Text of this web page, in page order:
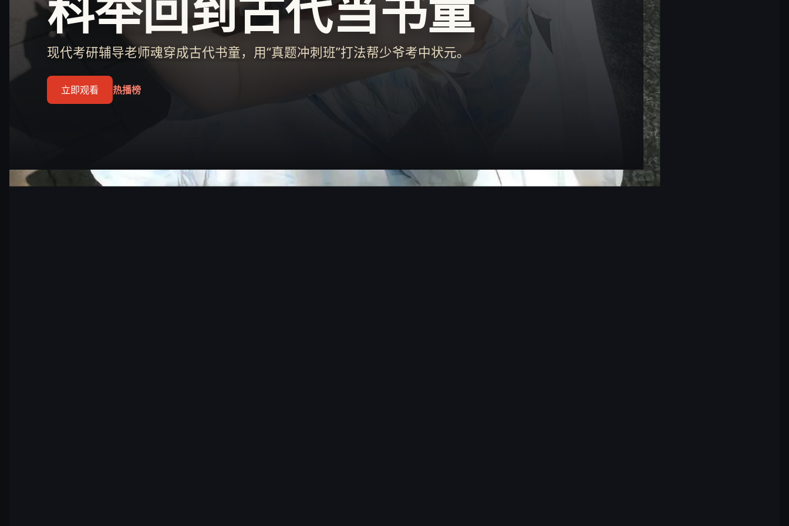
现代考研辅导老师魂穿成古代书童，用“真题冲刺班”打法帮少爷考中状元。
立即观看 热播榜
立即观看 热播榜